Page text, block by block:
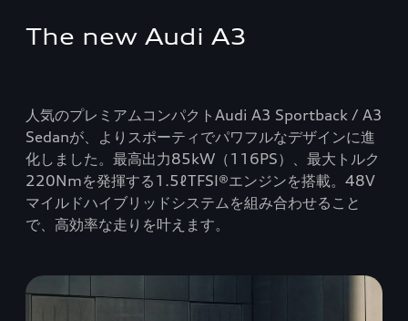
The new Audi A3
人気のプレミアムコンパクトAudi A3 Sportback / A3
Sedanが、よりスポーティでパワフルなデザインに進
化しました。最高出力85kW（116PS）、最大トルク
220Nmを発揮する1.5ℓTFSI®エンジンを搭載。48V
マイルドハイブリッドシステムを組み合わせること
で、高効率な走りを叶えます。